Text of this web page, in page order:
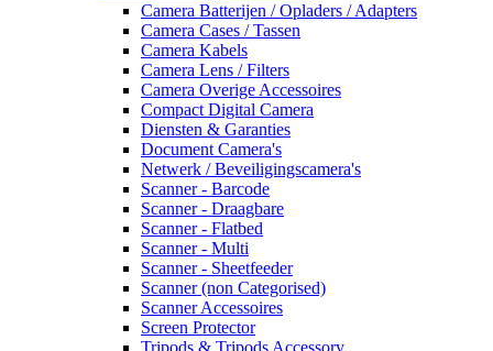
Camera Batterijen / Opladers / Adapters
Camera Cases / Tassen
Camera Kabels
Camera Lens / Filters
Camera Overige Accessoires
Compact Digital Camera
Diensten & Garanties
Document Camera's
Netwerk / Beveiligingscamera's
Scanner - Barcode
Scanner - Draagbare
Scanner - Flatbed
Scanner - Multi
Scanner - Sheetfeeder
Scanner (non Categorised)
Scanner Accessoires
Screen Protector
Tripods & Tripods Accessory